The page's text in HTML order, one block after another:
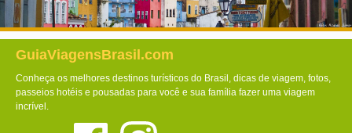
GuiaViagensBrasil.com
Conheça os melhores destinos turísticos do Brasil, dicas de viagem, fotos,
passeios hotéis e pousadas para você e sua família fazer uma viagem
incrível.